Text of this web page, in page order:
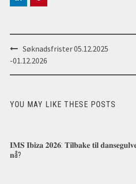
Post
navigation
Søknadsfrister 05.12.2025
-01.12.2026
YOU MAY LIKE THESE POSTS
𝐈𝐌𝐒 𝐈𝐛𝐢𝐳𝐚 𝟐𝟎𝟐𝟔: 𝐓𝐢𝐥𝐛𝐚𝐤𝐞 𝐭𝐢𝐥
𝐧å?